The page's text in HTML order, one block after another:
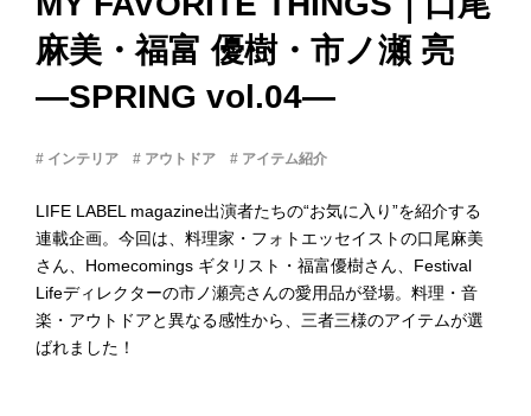
ライフレー
つい
会社概
要
企業の
方へ
お問い
麻美・福富 優樹・市ノ瀬 亮
―SPRING vol.04―
# インテリア # アウトドア # アイテム紹介
LIFE LABEL magazine出演者たちの“お気に入り”を紹介する
連載企画。今回は、料理家・フォトエッセイストの口尾麻美
さん、Homecomings ギタリスト・福富優樹さん、Festival
Lifeディレクターの市ノ瀬亮さんの愛用品が登場。料理・音
楽・アウトドアと異なる感性から、三者三様のアイテムが選
ばれました！